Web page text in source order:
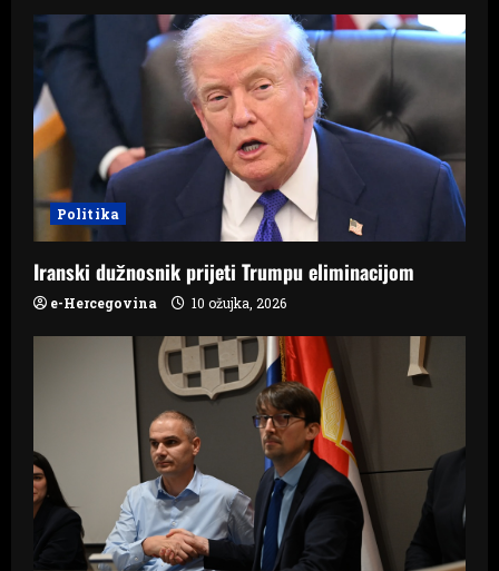
Politika
Iranski dužnosnik prijeti Trumpu eliminacijom
e-Hercegovina 10 ožujka, 2026